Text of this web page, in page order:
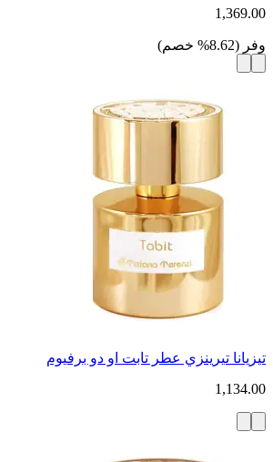
1,369.00
وفر (
8.62
% خصم)
تيزيانا تيرينزي عطر تابت او دو برفيوم
1,134.00